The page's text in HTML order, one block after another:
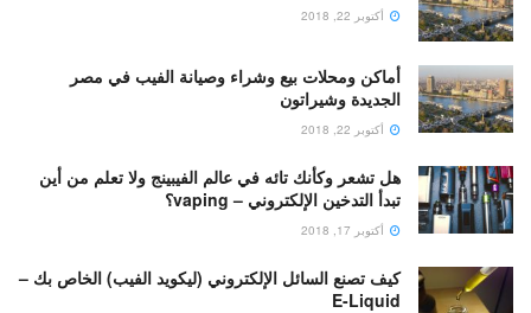
أكتوبر 22, 2018
أماكن ومحلات بيع وشراء وصيانة الفيب في مصر
الجديدة وشيراتون
أكتوبر 22, 2018
هل تشعر وكأنك تائه في عالم الفيبينج ولا تعلم من أين
تبدأ التدخين الإلكتروني – vaping؟
أكتوبر 17, 2018
كيف تصنع السائل الإلكتروني (ليكويد الفيب) الخاص بك –
E-Liquid